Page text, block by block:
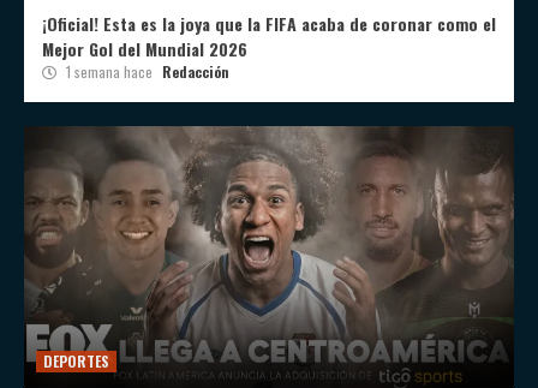
¡Oficial! Esta es la joya que la FIFA acaba de coronar como el
Mejor Gol del Mundial 2026
1 semana hace Redacción
DEPORTES